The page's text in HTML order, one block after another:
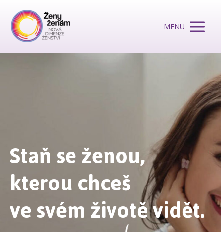
MENU
Staň se ženou,
kterou chceš
vesvém životě vidět.